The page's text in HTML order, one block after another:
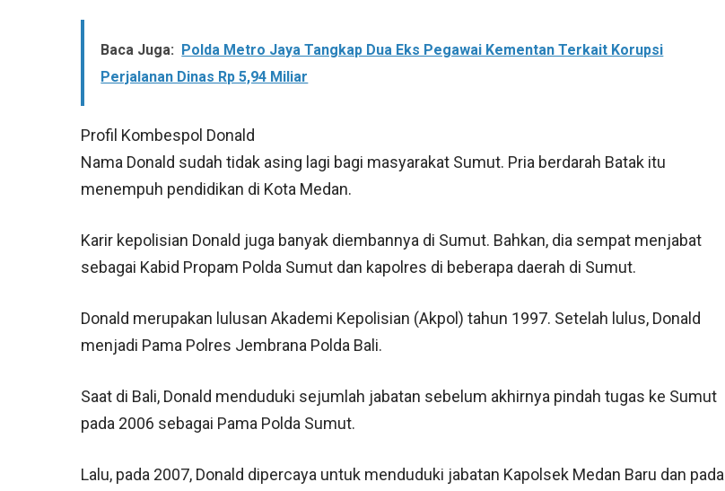
Baca Juga:
Polda Metro Jaya Tangkap Dua Eks Pegawai Kementan Terkait Korupsi
Perjalanan Dinas Rp 5,94 Miliar
Profil Kombespol Donald
Nama Donald sudah tidak asing lagi bagi masyarakat Sumut. Pria berdarah Batak itu
menempuh pendidikan di Kota Medan.
Karir kepolisian Donald juga banyak diembannya di Sumut. Bahkan, dia sempat menjabat
sebagai Kabid Propam Polda Sumut dan kapolres di beberapa daerah di Sumut.
Donald merupakan lulusan Akademi Kepolisian (Akpol) tahun 1997. Setelah lulus, Donald
menjadi Pama Polres Jembrana Polda Bali.
Saat di Bali, Donald menduduki sejumlah jabatan sebelum akhirnya pindah tugas ke Sumut
pada 2006 sebagai Pama Polda Sumut.
Lalu, pada 2007, Donald dipercaya untuk menduduki jabatan Kapolsek Medan Baru dan pada